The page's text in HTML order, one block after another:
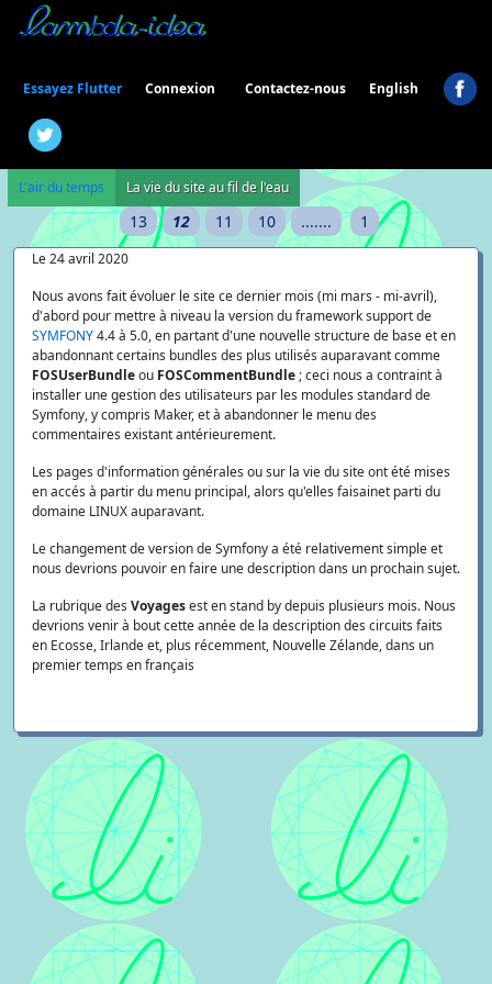
Essayez Flutter Connexion Contactez-nous English
L'air du temps La vie du site au fil de l'eau
13 12 11 10 ....... 1
Le 24 avril 2020
Nous avons fait évoluer le site ce dernier mois (mi mars - mi-avril),
d'abord pour mettre à niveau la version du framework support de
SYMFONY4.4 à 5.0, en partant d'une nouvelle structure de base et en
abandonnant certains bundles des plus utilisés auparavant comme
FOSUserBundleou FOSCommentBundle; ceci nous a contraint à
installer une gestion des utilisateurs par les modules standard de
Symfony, y compris Maker, et à abandonner le menu des
commentaires existant antérieurement.
Les pages d'information générales ou sur la vie du site ont été mises
en accés à partir du menu principal, alors qu'elles faisainet parti du
domaine LINUX auparavant.
Le changement de version de Symfony a été relativement simple et
nous devrions pouvoir en faire une description dans un prochain sujet.
La rubrique des Voyagesest en stand by depuis plusieurs mois. Nous
devrions venir à bout cette année de la description des circuits faits
en Ecosse, Irlande et, plus récemment, Nouvelle Zélande, dans un
premier temps en français